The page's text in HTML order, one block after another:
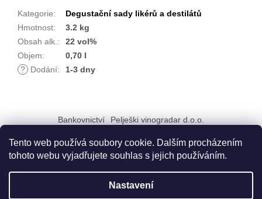
Tento web používá soubory cookie. Dalším procházením
tohoto webu vyjadřujete souhlas s jejich používáním.
Nastavení
Kategorie:
Degustační sady likérů a destilátů
Hmotnost:
3.2 kg
Obsah alk. :
22 vol%
Objem:
0,70 l
?
Dodání: 1-3 dny
p
Bankovnictví Pelješki vinogradar d.o.o.